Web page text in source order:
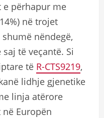
e përhapur me
në trojet
shumë nëndegë,
të veçantë. Si
të R-CTS9219,
lidhje gjenetike
linja atërore
Europën